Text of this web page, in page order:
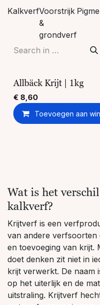
KalkverfVoorstrijk
&
grondverf
Allbäck Krijt | 1kg
€ 8,60
Toevoegen aan
Wat is het
kalkverf?
Krijtverf is een
van andere verfsoorten
en toevoeging van krijt.
doet denken zit niet in
krijt verwerkt. De naam
op het uiterlijk en de
uitstraling. Krijtverf